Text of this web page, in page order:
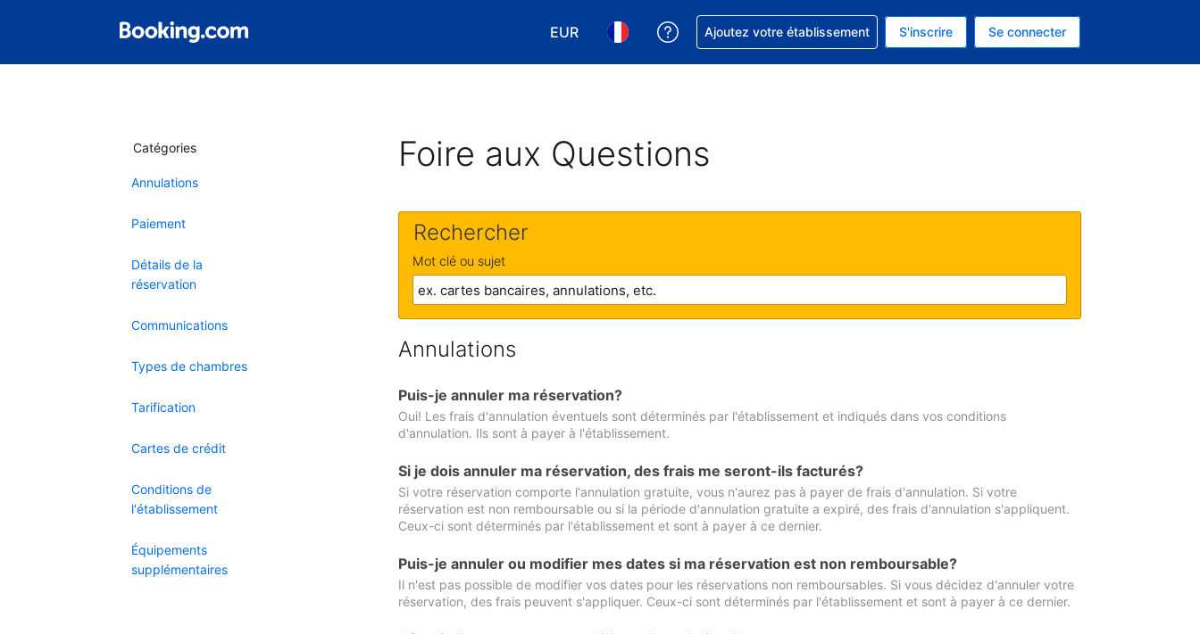
EUR
Choisissez votre devise. Votre devise actuelle est celle-ci : EUR.
Choisissez votre langue. Votre langue actuelle est celle-ci : Français.
Obtenez de l'aide concernant votre réservation
Ajoutez votre établissement S'inscrire Se connecter
Catégories
Annulations
Paiement
Détails de la
réservation
Communications
Types de chambres
Tarification
Cartes de crédit
Conditions de
l'établissement
Équipements
supplémentaires
Foire aux Questions
Rechercher
Mot clé ou sujet
Annulations
Puis-je annuler ma réservation?
Oui! Les frais d'annulation éventuels sont déterminés par l'établissement et indiqués dans vos conditions
d'annulation. Ils sont à payer à l'établissement.
Si je dois annuler ma réservation, des frais me seront-ils facturés?
Si votre réservation comporte l'annulation gratuite, vous n'aurez pas à payer de frais d'annulation. Si votre
réservation est non remboursable ou si la période d'annulation gratuite a expiré, des frais d'annulation s'appliquent.
Ceux-ci sont déterminés par l'établissement et sont à payer à ce dernier.
Puis-je annuler ou modifier mes dates si ma réservation est non remboursable?
Il n'est pas possible de modifier vos dates pour les réservations non remboursables. Si vous décidez d'annuler votre
réservation, des frais peuvent s'appliquer. Ceux-ci sont déterminés par l'établissement et sont à payer à ce dernier.